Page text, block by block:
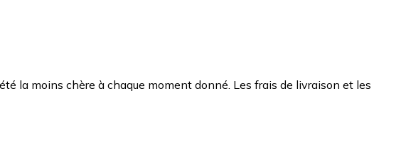
la moins chère à chaque moment donné. Les frais de livraison et les